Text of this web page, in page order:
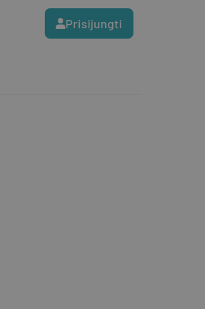
Prisijungti